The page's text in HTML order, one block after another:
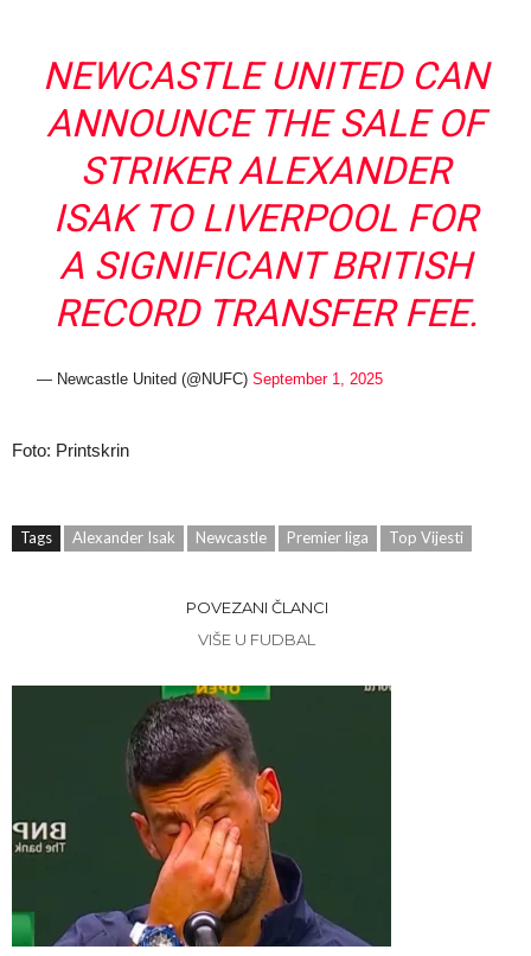
NEWCASTLE UNITED CAN
ANNOUNCE THE SALE OF
STRIKER ALEXANDER
ISAK TO LIVERPOOL FOR
A SIGNIFICANT BRITISH
RECORD TRANSFER FEE.
— Newcastle United (@NUFC)September 1, 2025
Foto: Printskrin
Tags Alexander Isak Newcastle Premier liga Top Vijesti
POVEZANI ČLANCI
VIŠE U FUDBAL